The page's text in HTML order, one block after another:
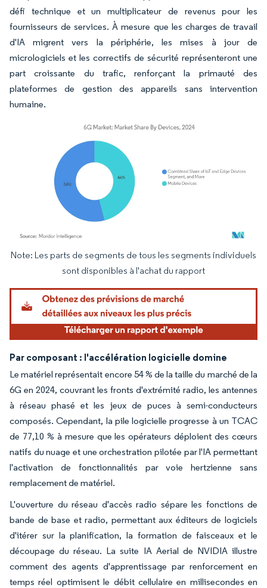
défi technique et un multiplicateur de revenus pour les
fournisseurs de services. À mesure que les charges de travail
d'IA migrent vers la périphérie, les mises à jour de
micrologiciels et les correctifs de sécurité représenteront une
part croissante du trafic, renforçant la primauté des
plateformes de gestion des appareils sans intervention
humaine.
Image © Mordor Intelligence. La réutilisation nécessite une attribution sous CC BY
Note: Les parts de segments de tous les segments individuels
sont disponibles à l'achat du rapport
Par composant : l'accélération logicielle domine
Le matériel représentait encore 54 % de la taille du marché de la
6G en 2024, couvrant les fronts d'extrémité radio, les antennes
à réseau phasé et les jeux de puces à semi-conducteurs
composés. Cependant, la pile logicielle progresse à un TCAC
de 77,10 % à mesure que les opérateurs déploient des cœurs
natifs du nuage et une orchestration pilotée par l'IA permettant
l'activation de fonctionnalités par voie hertzienne sans
remplacement de matériel.
L'ouverture du réseau d'accès radio sépare les fonctions de
bande de base et radio, permettant aux éditeurs de logiciels
d'itérer sur la planification, la formation de faisceaux et le
découpage du réseau. La suite IA Aerial de NVIDIA illustre
comment des agents d'apprentissage par renforcement en
temps réel optimisent le débit cellulaire en millisecondes en